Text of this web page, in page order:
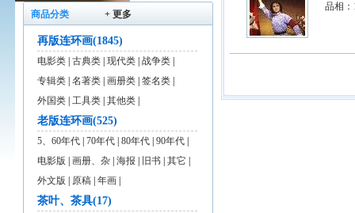
商品分类 + 更多
再版连环画(1845)
电影类 古典类 现代类 战争类
专辑类 名著类 画册类 签名类
外国类 工具类 其他类
老版连环画(525)
5、60年代 70年代 80年代 90年代
电影版
画册、杂 海报 旧书 其它
外文版
原稿 年画
茶叶、茶具(17)
品相：